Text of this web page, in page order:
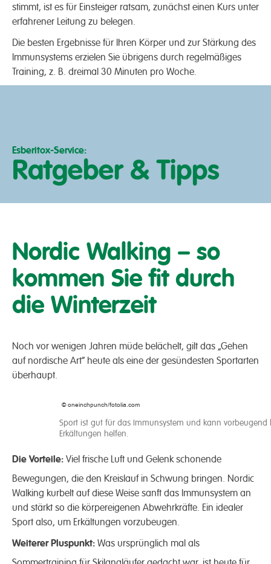
stimmt, ist es für Einsteiger ratsam, zunächst einen Kurs unter
erfahrener Leitung zu belegen.
Die besten Ergebnisse für Ihren Körper und zur Stärkung des
Immunsystems erzielen Sie übrigens durch regelmäßiges
Training, z. B. dreimal 30 Minuten pro Woche.
Esberitox-Service:
Ratgeber & Tipps
Nordic Walking – so
kommen Sie fit durch
die Winterzeit
Noch vor wenigen Jahren müde belächelt, gilt das „Gehen
auf nordische Art“ heute als eine der gesündesten Sportarten
überhaupt.
© oneinchpunch/fotolia.com
Sport ist gut für das Immunsystem und kann vorbeugend
Erkältungen helfen.
Die Vorteile: Viel frische Luft und Gelenk schonende
Bewegungen, die den Kreislauf in Schwung bringen. Nordic
Walking kurbelt auf diese Weise sanft das Immunsystem an
und stärkt so die körpereigenen Abwehrkräfte. Ein idealer
Sport also, um Erkältungen vorzubeugen.
Weiterer Pluspunkt: Was ursprünglich mal als